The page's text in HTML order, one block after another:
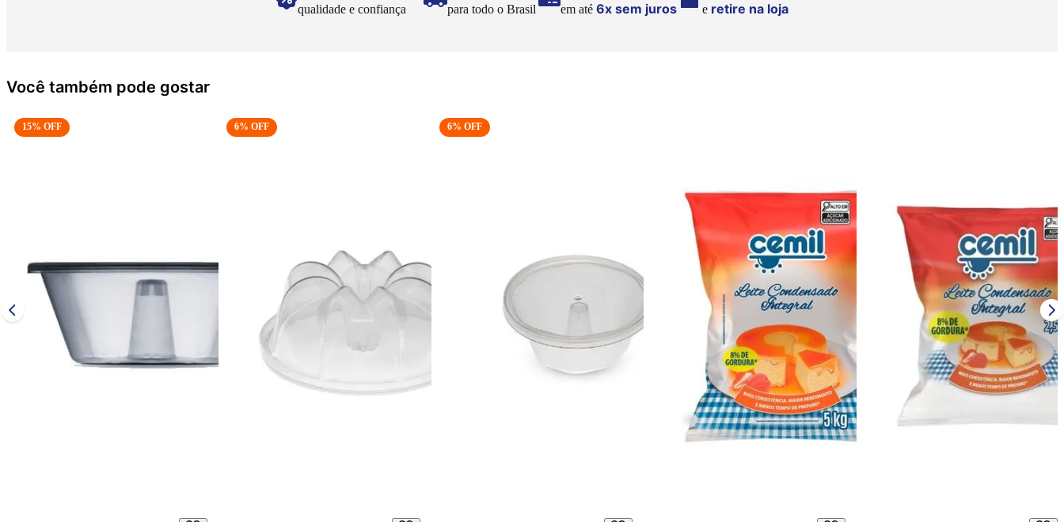
qualidade e confiança
para todo o Brasil
em até 6x sem juros
e retire na loja
Você também pode gostar